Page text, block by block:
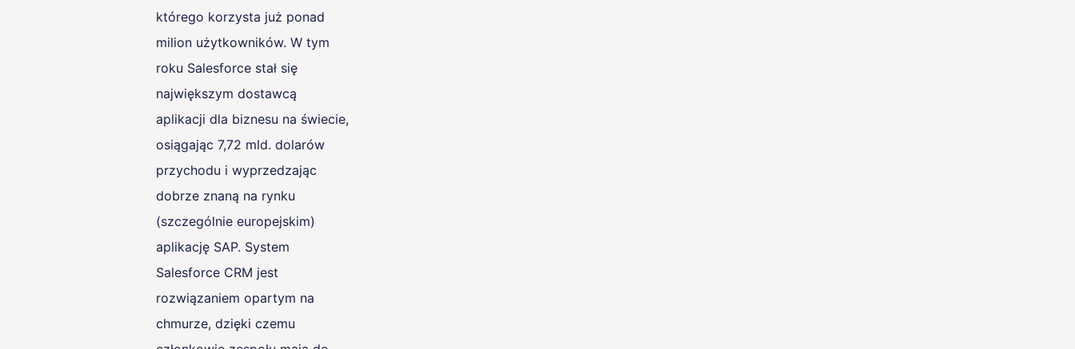
którego korzysta już ponad
milion użytkowników. W tym
roku Salesforce stał się
największym dostawcą
aplikacji dla biznesu na świecie,
osiągając 7,72 mld. dolarów
przychodu i wyprzedzając
dobrze znaną na rynku
(szczególnie europejskim)
aplikację SAP. System
Salesforce CRM jest
rozwiązaniem opartym na
chmurze, dzięki czemu